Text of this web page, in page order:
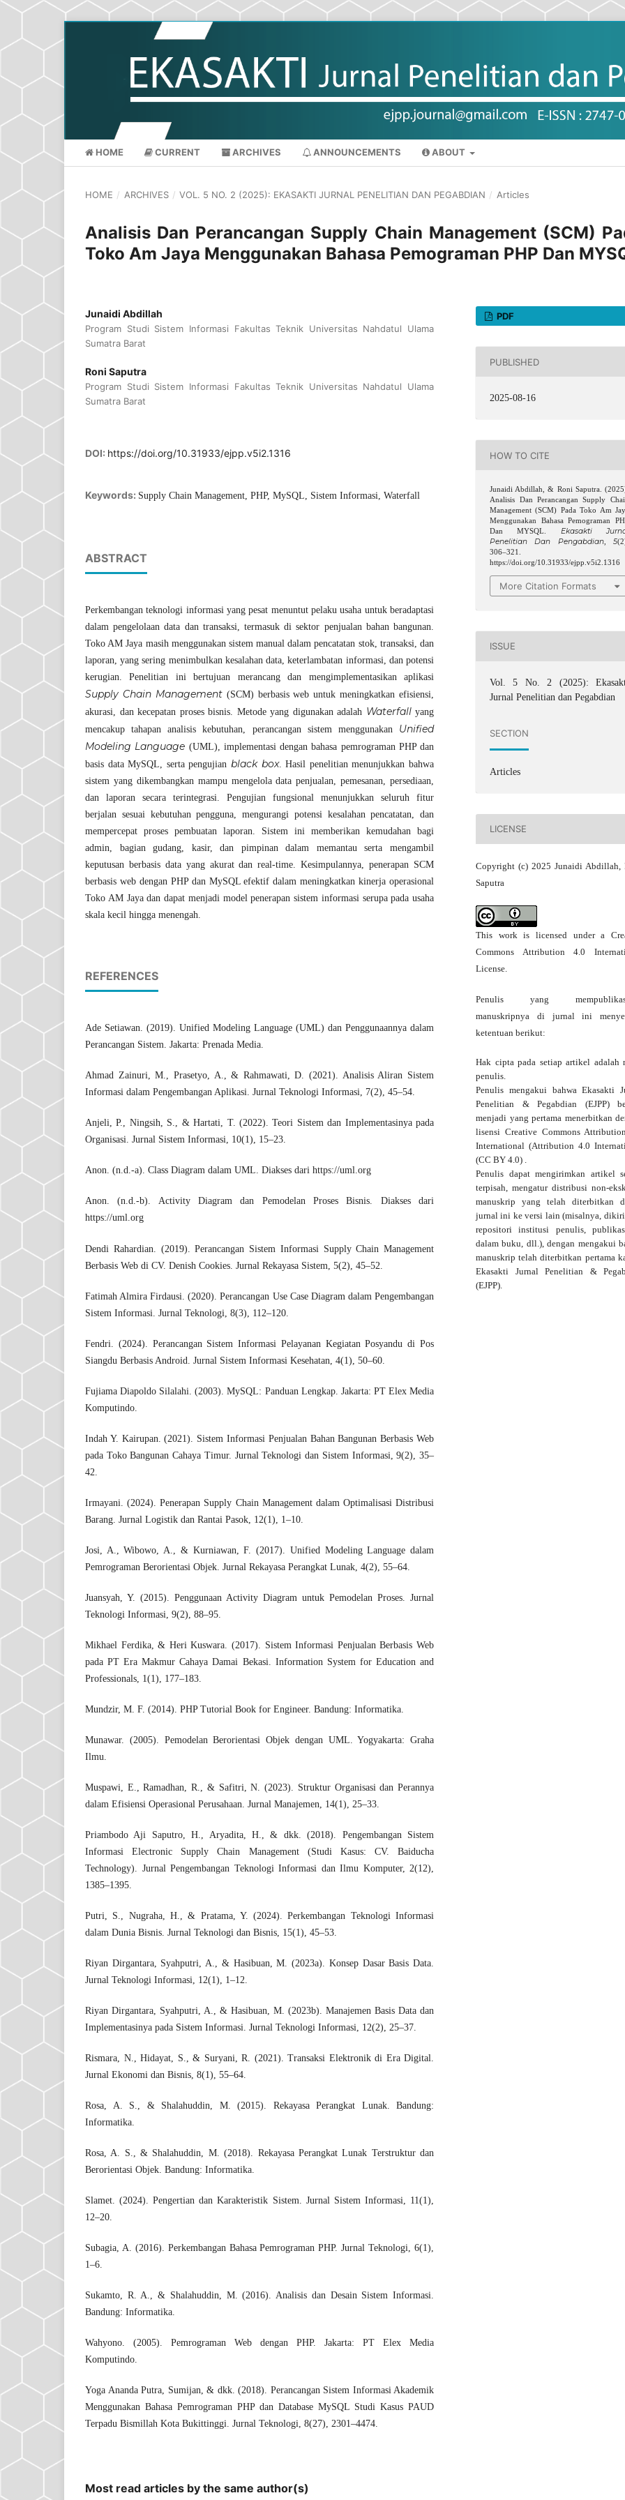
HOME CURRENT ARCHIVES ANNOUNCEMENTS ABOUT
HOME / ARCHIVES / VOL. 5 NO. 2 (2025): EKASAKTI JURNAL PENELITIAN DAN PEGABDIAN / Articles
Analisis Dan Perancangan Supply Chain Management (SCM)
Toko Am Jaya Menggunakan Bahasa Pemograman PHP Dan
Junaidi Abdillah
Program Studi Sistem Informasi Fakultas Teknik Universitas Nahdatul Ulama
Sumatra Barat
Roni Saputra
Program Studi Sistem Informasi Fakultas Teknik Universitas Nahdatul Ulama
Sumatra Barat
DOI: https://doi.org/10.31933/ejpp.v5i2.1316
Keywords: Supply Chain Management, PHP, MySQL, Sistem Informasi, Waterfall
ABSTRACT
Perkembangan teknologi informasi yang pesat menuntut pelaku usaha untuk beradaptasi
dalam pengelolaan data dan transaksi, termasuk di sektor penjualan bahan bangunan.
Toko AM Jaya masih menggunakan sistem manual dalam pencatatan stok, transaksi, dan
laporan, yang sering menimbulkan kesalahan data, keterlambatan informasi, dan potensi
kerugian. Penelitian ini bertujuan merancang dan mengimplementasikan aplikasi
Supply Chain Management(SCM) berbasis web untuk meningkatkan efisiensi,
akurasi, dan kecepatan proses bisnis. Metode yang digunakan adalah Waterfallyang
mencakup tahapan analisis kebutuhan, perancangan sistem menggunakan Unified
Modeling Language (UML), implementasi dengan bahasa pemrograman PHP dan
basis data MySQL, serta pengujian black box. Hasil penelitian menunjukkan bahwa
sistem yang dikembangkan mampu mengelola data penjualan, pemesanan, persediaan,
dan laporan secara terintegrasi. Pengujian fungsional menunjukkan seluruh fitur
berjalan sesuai kebutuhan pengguna, mengurangi potensi kesalahan pencatatan, dan
mempercepat proses pembuatan laporan. Sistem ini memberikan kemudahan bagi
admin, bagian gudang, kasir, dan pimpinan dalam memantau serta mengambil
keputusan berbasis data yang akurat dan real-time. Kesimpulannya, penerapan SCM
berbasis web dengan PHP dan MySQL efektif dalam meningkatkan kinerja operasional
Toko AM Jaya dan dapat menjadi model penerapan sistem informasi serupa pada usaha
skala kecil hingga menengah.
REFERENCES
Ade Setiawan. (2019). Unified Modeling Language (UML) dan Penggunaannya dalam
Perancangan Sistem. Jakarta: Prenada Media.
Ahmad Zainuri, M., Prasetyo, A., & Rahmawati, D. (2021). Analisis Aliran Sistem
Informasi dalam Pengembangan Aplikasi. Jurnal Teknologi Informasi, 7(2), 45–54.
Anjeli, P., Ningsih, S., & Hartati, T. (2022). Teori Sistem dan Implementasinya pada
Organisasi. Jurnal Sistem Informasi, 10(1), 15–23.
Anon. (n.d.-a). Class Diagram dalam UML. Diakses dari https://uml.org
Anon. (n.d.-b). Activity Diagram dan Pemodelan Proses Bisnis. Diakses dari
https://uml.org
Dendi Rahardian. (2019). Perancangan Sistem Informasi Supply Chain Management
Berbasis Web di CV. Denish Cookies. Jurnal Rekayasa Sistem, 5(2), 45–52.
Fatimah Almira Firdausi. (2020). Perancangan Use Case Diagram dalam Pengembangan
Sistem Informasi. Jurnal Teknologi, 8(3), 112–120.
Fendri. (2024). Perancangan Sistem Informasi Pelayanan Kegiatan Posyandu di Pos
Siangdu Berbasis Android. Jurnal Sistem Informasi Kesehatan, 4(1), 50–60.
Fujiama Diapoldo Silalahi. (2003). MySQL: Panduan Lengkap. Jakarta: PT Elex Media
Komputindo.
Indah Y. Kairupan. (2021). Sistem Informasi Penjualan Bahan Bangunan Berbasis Web
pada Toko Bangunan Cahaya Timur. Jurnal Teknologi dan Sistem Informasi, 9(2), 35–
42.
Irmayani. (2024). Penerapan Supply Chain Management dalam Optimalisasi Distribusi
Barang. Jurnal Logistik dan Rantai Pasok, 12(1), 1–10.
Josi, A., Wibowo, A., & Kurniawan, F. (2017). Unified Modeling Language dalam
Pemrograman Berorientasi Objek. Jurnal Rekayasa Perangkat Lunak, 4(2), 55–64.
Juansyah, Y. (2015). Penggunaan Activity Diagram untuk Pemodelan Proses. Jurnal
Teknologi Informasi, 9(2), 88–95.
Mikhael Ferdika, & Heri Kuswara. (2017). Sistem Informasi Penjualan Berbasis Web
pada PT Era Makmur Cahaya Damai Bekasi. Information System for Education and
Professionals, 1(1), 177–183.
Mundzir, M. F. (2014). PHP Tutorial Book for Engineer. Bandung: Informatika.
Munawar. (2005). Pemodelan Berorientasi Objek dengan UML. Yogyakarta: Graha
Ilmu.
Muspawi, E., Ramadhan, R., & Safitri, N. (2023). Struktur Organisasi dan Perannya
dalam Efisiensi Operasional Perusahaan. Jurnal Manajemen, 14(1), 25–33.
Priambodo Aji Saputro, H., Aryadita, H., & dkk. (2018). Pengembangan Sistem
Informasi Electronic Supply Chain Management (Studi Kasus: CV. Baiducha
Technology). Jurnal Pengembangan Teknologi Informasi dan Ilmu Komputer, 2(12),
1385–1395.
Putri, S., Nugraha, H., & Pratama, Y. (2024). Perkembangan Teknologi Informasi
dalam Dunia Bisnis. Jurnal Teknologi dan Bisnis, 15(1), 45–53.
Riyan Dirgantara, Syahputri, A., & Hasibuan, M. (2023a). Konsep Dasar Basis Data.
Jurnal Teknologi Informasi, 12(1), 1–12.
Riyan Dirgantara, Syahputri, A., & Hasibuan, M. (2023b). Manajemen Basis Data dan
Implementasinya pada Sistem Informasi. Jurnal Teknologi Informasi, 12(2), 25–37.
Rismara, N., Hidayat, S., & Suryani, R. (2021). Transaksi Elektronik di Era Digital.
Jurnal Ekonomi dan Bisnis, 8(1), 55–64.
Rosa, A. S., & Shalahuddin, M. (2015). Rekayasa Perangkat Lunak. Bandung:
Informatika.
Rosa, A. S., & Shalahuddin, M. (2018). Rekayasa Perangkat Lunak Terstruktur dan
Berorientasi Objek. Bandung: Informatika.
Slamet. (2024). Pengertian dan Karakteristik Sistem. Jurnal Sistem Informasi, 11(1),
12–20.
Subagia, A. (2016). Perkembangan Bahasa Pemrograman PHP. Jurnal Teknologi, 6(1),
1–6.
Sukamto, R. A., & Shalahuddin, M. (2016). Analisis dan Desain Sistem Informasi.
Bandung: Informatika.
Wahyono. (2005). Pemrograman Web dengan PHP. Jakarta: PT Elex Media
Komputindo.
Yoga Ananda Putra, Sumijan, & dkk. (2018). Perancangan Sistem Informasi Akademik
Menggunakan Bahasa Pemrograman PHP dan Database MySQL Studi Kasus PAUD
Terpadu Bismillah Kota Bukittinggi. Jurnal Teknologi, 8(27), 2301–4474.
PDF
PUBLISHED
2025-08-16
HOW TO CITE
Junaidi Abdillah, & Roni Saputra.
Analisis Dan Perancangan Supply
Management (SCM) Pada Toko Am
Menggunakan Bahasa Pemograman
Dan MYSQL. Ekasakti
Penelitian Dan Pengabdian, 5
306–321.
https://doi.org/10.31933/ejpp.v5i2.1316
More Citation Formats
ISSUE
Vol. 5 No. 2 (2025):
Jurnal Penelitian dan Pegabdian
SECTION
Articles
LICENSE
Copyright (c) 2025 Junaidi Abdillah,
Saputra
This work is licensed under a
Commons Attribution 4.0
License.
Penulis yang
manuskripnya di jurnal ini
ketentuan berikut:
Hak cipta pada setiap artikel adalah
penulis.
Penulis mengakui bahwa Ekasakti
Penelitian & Pegabdian (EJPP)
menjadi yang pertama menerbitkan
lisensi Creative Commons
International (Attribution 4.0
(CC BY 4.0) .
Penulis dapat mengirimkan artikel
terpisah, mengatur distribusi non-
manuskrip yang telah diterbitkan
jurnal ini ke versi lain (misalnya,
repositori institusi penulis,
dalam buku, dll.), dengan mengakui
manuskrip telah diterbitkan pertama
Ekasakti Jurnal Penelitian &
(EJPP).
Most read articles by the same author(s)